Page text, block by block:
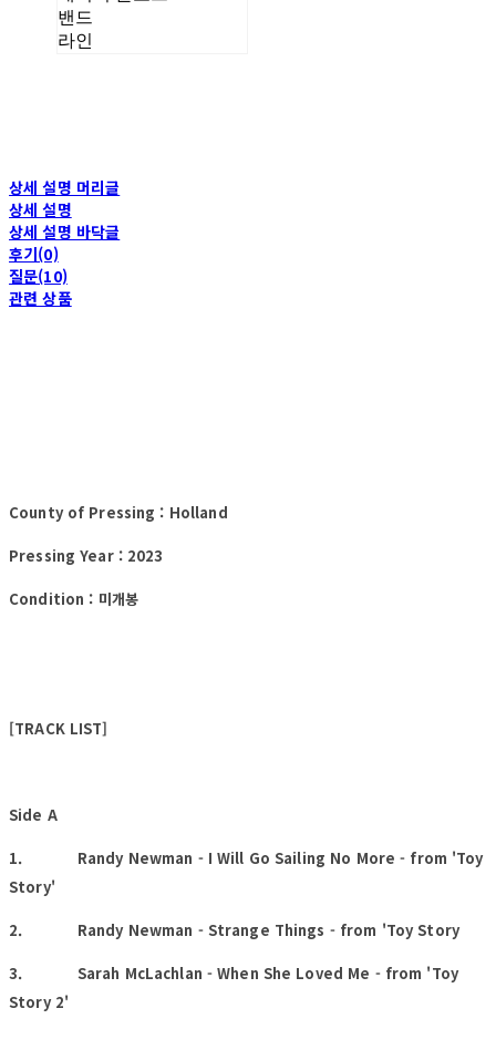
밴드
라인
상세 설명 머리글
상세 설명
상세 설명 바닥글
후기(0)
질문(10)
관련 상품
County of Pressing : Holland
Pressing Year : 2023
Condition : 미개봉
[TRACK LIST]
Side A
1. Randy Newman - I Will Go Sailing No More - from 'Toy
Story'
2. Randy Newman - Strange Things - from 'Toy Story
3. Sarah McLachlan - When She Loved Me - from 'Toy
Story 2'